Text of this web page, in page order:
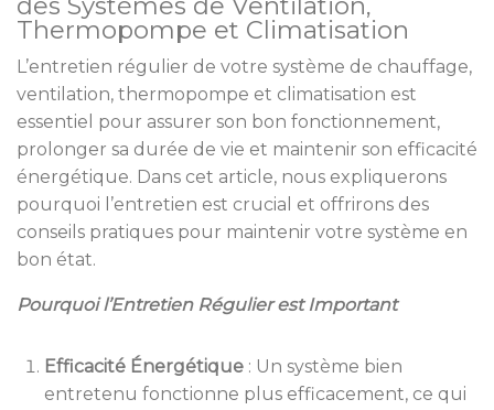
Thermopompe et Climatisation
L’entretien régulier de votre système de chauffage,
ventilation, thermopompe et climatisation est
essentiel pour assurer son bon fonctionnement,
prolonger sa durée de vie et maintenir son efficacité
énergétique. Dans cet article, nous expliquerons
pourquoi l’entretien est crucial et offrirons des
conseils pratiques pour maintenir votre système en
bon état.
Pourquoi l’Entretien Régulier est Important
Efficacité Énergétique : Un système bien
entretenu fonctionne plus efficacement, ce qui